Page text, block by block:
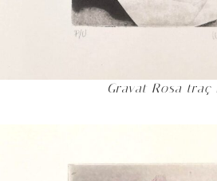
Gravat Rosa traç